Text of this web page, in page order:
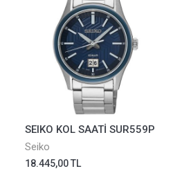
SEIKO KOL SAATİ SUR559P
Seiko
18.445,00 TL